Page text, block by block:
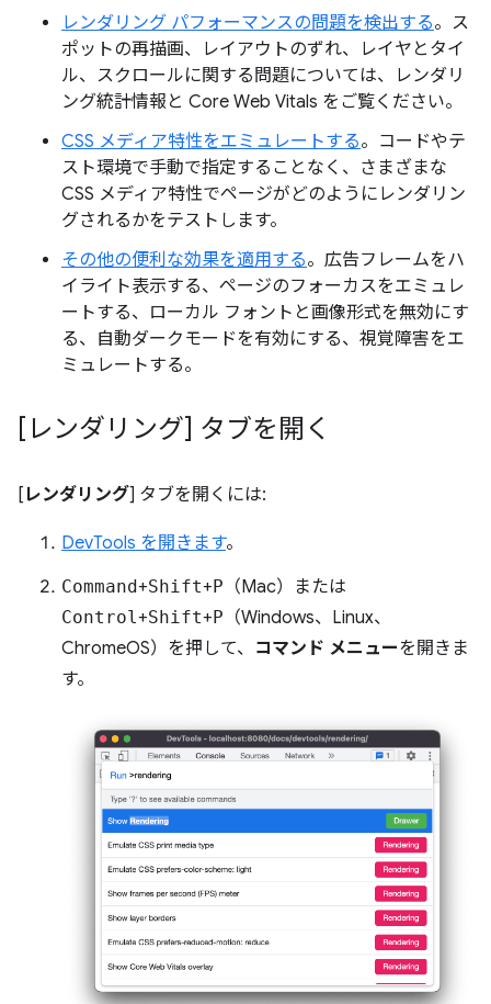
レンダリング パフォーマンスの問題を検出する。ス
ポットの再描画、レイアウトのずれ、レイヤとタイ
ル、スクロールに関する問題については、レンダリ
ング統計情報と Core Web Vitals をご覧ください。
CSS メディア特性をエミュレートする。コードやテ
スト環境で手動で指定することなく、さまざまな
CSS メディア特性でページがどのようにレンダリン
グされるかをテストします。
その他の便利な効果を適用する。広告フレームをハ
イライト表示する、ページのフォーカスをエミュレ
ートする、ローカル フォントと画像形式を無効にす
る、自動ダークモードを有効にする、視覚障害をエ
ミュレートする。
[レンダリング] タブを開く
[ レンダリング] タブを開くには:
DevTools を開きます。
Command+Shift+P （Mac）または
Control+Shift+P （Windows、Linux、
ChromeOS）を押して、 コマンド メニューを開きま
す。